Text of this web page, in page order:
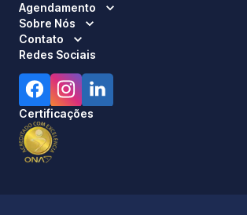
Agendamento
Sobre Nós
Contato
Redes Sociais
Certificações